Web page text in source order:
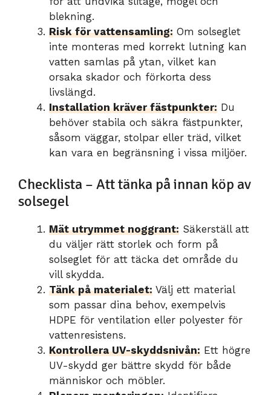
blekning.
Risk för vattensamling: Om solseglet
inte monteras med korrekt lutning kan
vatten samlas på ytan, vilket kan
orsaka skador och förkorta dess
livslängd.
Installation kräver fästpunkter: Du
behöver stabila och säkra fästpunkter,
såsom väggar, stolpar eller träd, vilket
kan vara en begränsning i vissa miljöer.
Checklista – Att tänka på innan köp av
solsegel
Mät utrymmet noggrant: Säkerställ att
du väljer rätt storlek och form på
solseglet för att täcka det område du
vill skydda.
Tänk på materialet: Välj ett material
som passar dina behov, exempelvis
HDPE för ventilation eller polyester för
vattenresistens.
Kontrollera UV-skyddsnivån: Ett högre
UV-skydd ger bättre skydd för både
människor och möbler.